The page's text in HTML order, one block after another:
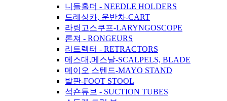
니들홀더 - NEEDLE HOLDERS
드레싱카, 운반차-CART
라링고스쿠프-LARYNGOSCOPE
론져 - RONGEURS
리트렉터 - RETRACTORS
메스대,메스날-SCALPELS, BLADE
메이오 스텐드-MAYO STAND
발판-FOOT STOOL
석숀튜브 - SUCTION TUBES